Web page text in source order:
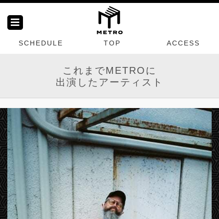
SCHEDULE TOP ACCESS
これまでMETROに
出演したアーティスト